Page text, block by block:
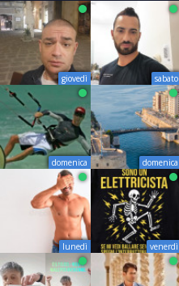
giovedì sabato
domenica domenica
lunedì venerdì